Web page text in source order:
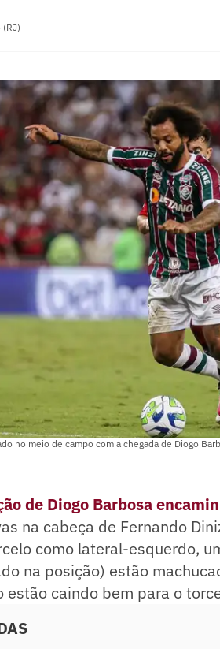
(RJ)
no meio de campo com a chegada de Diogo
de Diogo Barbosa
na cabeça de Fernando
como lateral-esquerdo,
na posição) estão
estão caindo bem para o